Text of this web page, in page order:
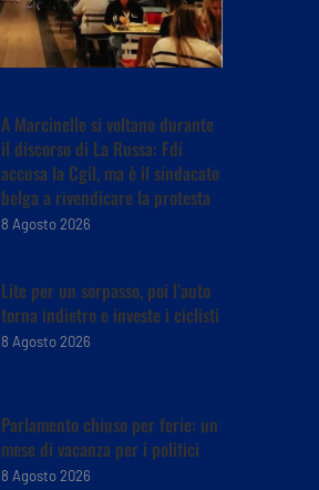
A Marcinelle si voltano durante
il discorso di La Russa: Fdi
accusa la Cgil, ma è il sindacato
belga a rivendicare la protesta
8 Agosto 2026
Lite per un sorpasso, poi l’auto
torna indietro e investe i ciclisti
8 Agosto 2026
Parlamento chiuso per ferie: un
mese di vacanza per i politici
8 Agosto 2026